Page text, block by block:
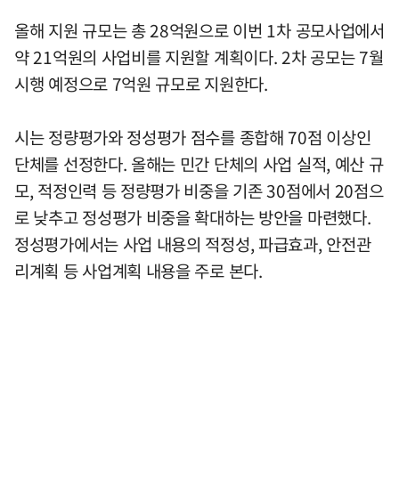
올해 지원 규모는 총 28억원으로 이번 1차 공모사업에서
약 21억원의 사업비를 지원할 계획이다. 2차 공모는 7월
시행 예정으로 7억원 규모로 지원한다.
시는 정량평가와 정성평가 점수를 종합해 70점 이상인
단체를 선정한다. 올해는 민간 단체의 사업 실적, 예산 규
모, 적정인력 등 정량평가 비중을 기존 30점에서 20점으
로 낮추고 정성평가 비중을 확대하는 방안을 마련했다.
정성평가에서는 사업 내용의 적정성, 파급효과, 안전관
리계획 등 사업계획 내용을 주로 본다.